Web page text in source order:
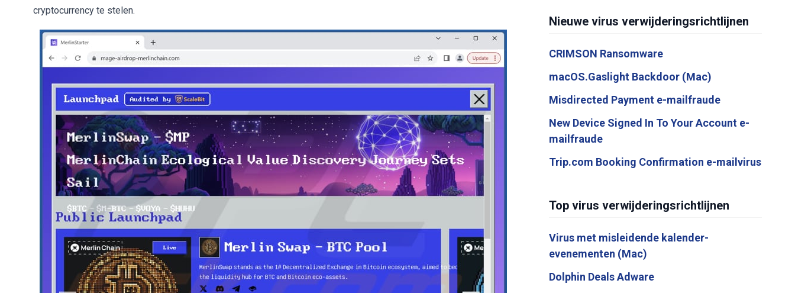
cryptocurrency te stelen.
Nieuwe virus verwijderingsrichtlijnen
CRIMSON Ransomware
macOS.Gaslight Backdoor (Mac)
Misdirected Payment e-mailfraude
New Device Signed In To Your Account e-
mailfraude
Trip.com Booking Confirmation e-mailvirus
Top virus verwijderingsrichtlijnen
Virus met misleidende kalender-
evenementen (Mac)
Dolphin Deals Adware